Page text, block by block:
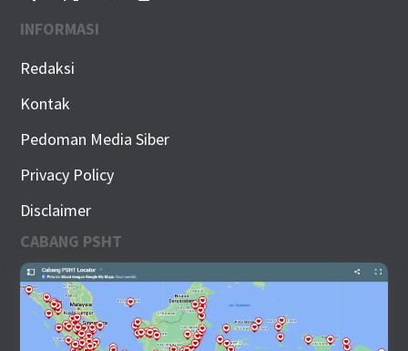
INFORMASI
Redaksi
Kontak
Pedoman Media Siber
Privacy Policy
Disclaimer
CABANG PSHT